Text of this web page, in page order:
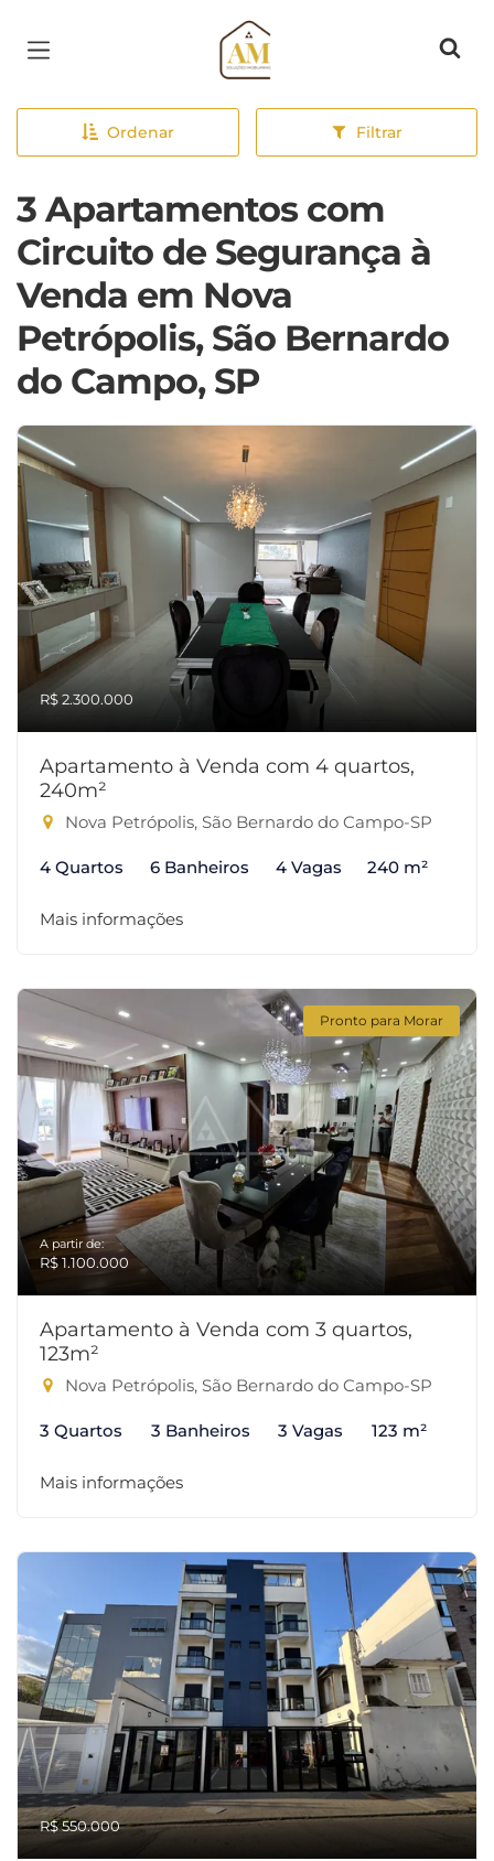
Página inicial
Ordenar Filtrar
3 Apartamentos com
Circuito de Segurança à
Venda em Nova
Petrópolis, São Bernardo
do Campo, SP
R$ 2.300.000
Apartamento à Venda com 4 quartos,
240m²
Nova Petrópolis, São Bernardo do Campo-SP
4 Quartos 6 Banheiros 4 Vagas 240 m²
Mais informações
Pronto para Morar
A partir de:
R$ 1.100.000
Apartamento à Venda com 3 quartos,
123m²
Nova Petrópolis, São Bernardo do Campo-SP
3 Quartos 3 Banheiros 3 Vagas 123 m²
Mais informações
R$ 550.000